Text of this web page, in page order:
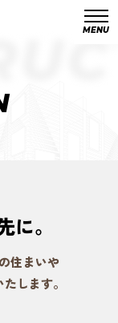
MENU
。
住まいや
します。